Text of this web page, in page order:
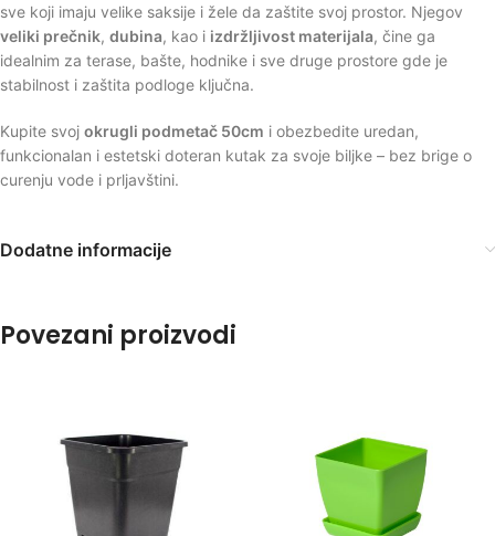
sve koji imaju velike saksije i žele da zaštite svoj prostor. Njegov
veliki prečnik, dubina, kao i izdržljivost materijala, čine ga
idealnim za terase, bašte, hodnike i sve druge prostore gde je
stabilnost i zaštita podloge ključna.
Kupite svoj okrugli podmetač 50cm i obezbedite uredan,
funkcionalan i estetski doteran kutak za svoje biljke – bez brige o
curenju vode i prljavštini.
Dodatne informacije
Povezani proizvodi